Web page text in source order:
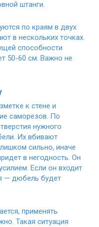
штанги.
по краям в двух
в нескольких точках.
способности
50-60 см. Важно не
к стене и
саморезов. По
нужного
Их вбивают
сильно, иначе
в негодность. Он
Если он входит
— дюбель будет
применять
Такая ситуация